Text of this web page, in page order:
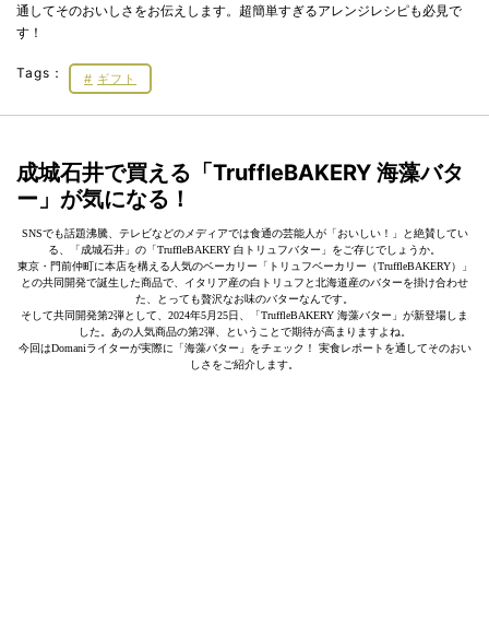
通してそのおいしさをお伝えします。超簡単すぎるアレンジレシピも必見で
す！
Tags： ギフト
成城石井で買える「TruffleBAKERY 海藻バタ
ー」が気になる！
SNSでも話題沸騰、テレビなどのメディアでは食通の芸能人が「おいしい！」と絶賛してい
る、「成城石井」の「TruffleBAKERY 白トリュフバター」をご存じでしょうか。
東京・門前仲町に本店を構える人気のベーカリー「トリュフベーカリー（TruffleBAKERY）」
との共同開発で誕生した商品で、イタリア産の白トリュフと北海道産のバターを掛け合わせ
た、とっても贅沢なお味のバターなんです。
そして共同開発第2弾として、2024年5月25日、「TruffleBAKERY 海藻バター」が新登場しま
した。あの人気商品の第2弾、ということで期待が高まりますよね。
今回はDomaniライターが実際に「海藻バター」をチェック！ 実食レポートを通してそのおい
しさをご紹介します。